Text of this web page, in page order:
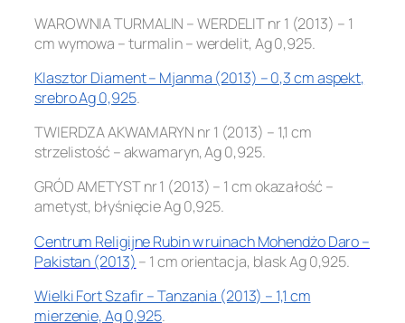
WAROWNIA TURMALIN – WERDELIT nr 1 (2013) – 1
cm wymowa – turmalin – werdelit, Ag 0,925.
Klasztor Diament – Mjanma (2013) – 0,3 cm aspekt,
srebro Ag 0,925.
TWIERDZA AKWAMARYN nr 1 (2013) – 1,1 cm
strzelistość – akwamaryn, Ag 0,925.
GRÓD AMETYST nr 1 (2013) – 1 cm okazałość –
ametyst, błyśnięcie Ag 0,925.
Centrum Religijne Rubin w ruinach Mohendżo Daro –
Pakistan (2013) – 1 cm orientacja, blask Ag 0,925.
Wielki Fort Szafir – Tanzania (2013) – 1,1 cm
mierzenie, Ag 0,925.